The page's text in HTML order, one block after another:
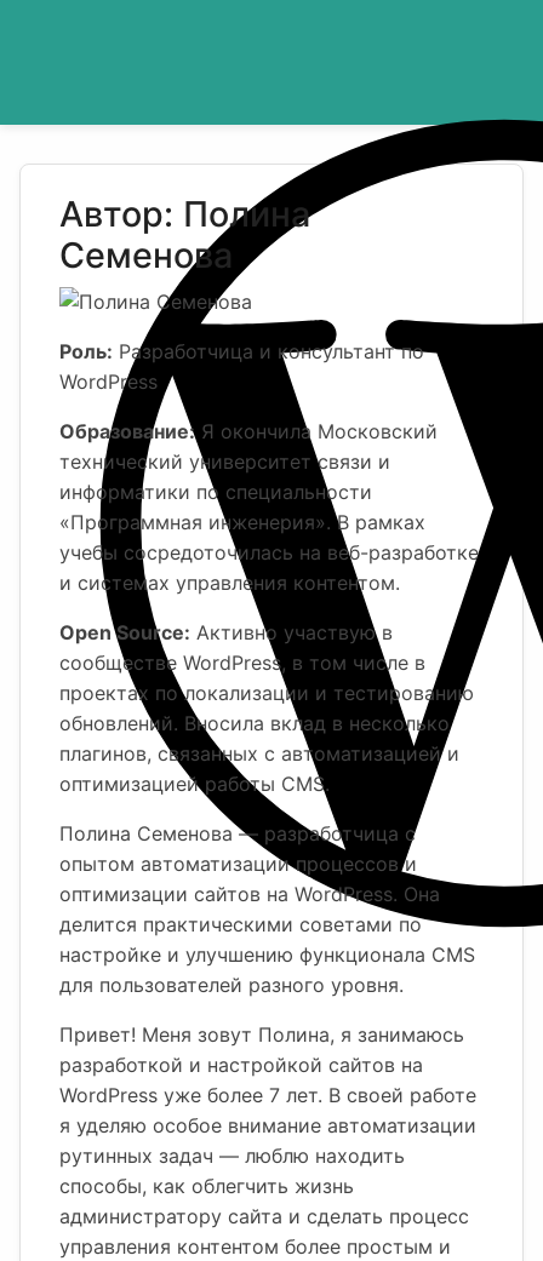
Автор: Полина
Семенова
Роль: Разработчица и консультант по
WordPress
Образование: Я окончила Московский
технический университет связи и
информатики по специальности
«Программная инженерия». В рамках
учебы сосредоточилась на веб-разработке
и системах управления контентом.
Open Source: Активно участвую в
сообществе WordPress, в том числе в
проектах по локализации и тестированию
обновлений. Вносила вклад в несколько
плагинов, связанных с автоматизацией и
оптимизацией работы CMS.
Полина Семенова — разработчица с
опытом автоматизации процессов и
оптимизации сайтов на WordPress. Она
делится практическими советами по
настройке и улучшению функционала CMS
для пользователей разного уровня.
Привет! Меня зовут Полина, я занимаюсь
разработкой и настройкой сайтов на
WordPress уже более 7 лет. В своей работе
я уделяю особое внимание автоматизации
рутинных задач — люблю находить
способы, как облегчить жизнь
администратору сайта и сделать процесс
управления контентом более простым и